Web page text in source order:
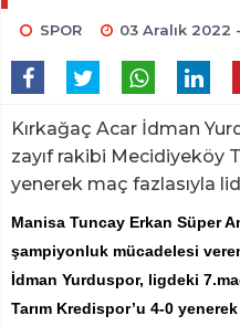
SPOR 03 Aralık 2022 -
Kırkağaç Acar İdman
zayıf rakibi Mecidiyeköy
yenerek maç fazlasıyla
Manisa Tuncay Erkan Süper
şampiyonluk mücadelesi
İdman Yurduspor, ligdeki
Tarım Kredispor’u 4-0